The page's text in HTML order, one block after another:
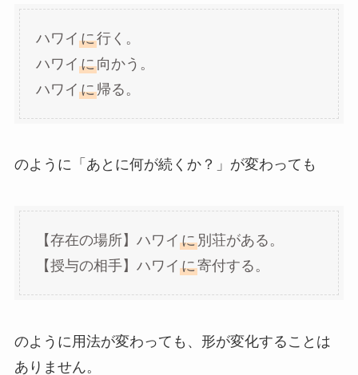
ハワイ に行く。
ハワイ に向かう。
ハワイ に帰る。
のように「あとに何が続くか？」が変わっても
【存在の場所】ハワイ に別荘がある。
【授与の相手】ハワイ に寄付する。
のように用法が変わっても、形が変化することは
ありません。